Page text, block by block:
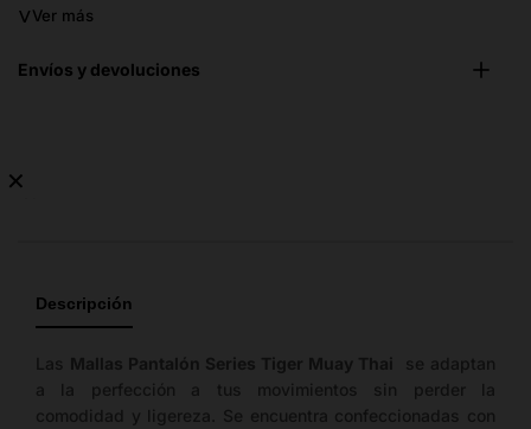
˅Ver más
Envíos y devoluciones
✕
tallas
disponible.
Descripción
Las Mallas Pantalón Series Tiger Muay Thai
se adaptan
a la perfección a tus movimientos sin perder la
comodidad y ligereza. Se encuentra confeccionadas con